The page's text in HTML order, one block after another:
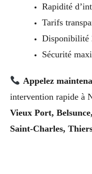
Rapidité
Tarifs
Disponibilité
Sécurité
Appelez
intervention rapide à
Vieux Port,
Saint-Charles,